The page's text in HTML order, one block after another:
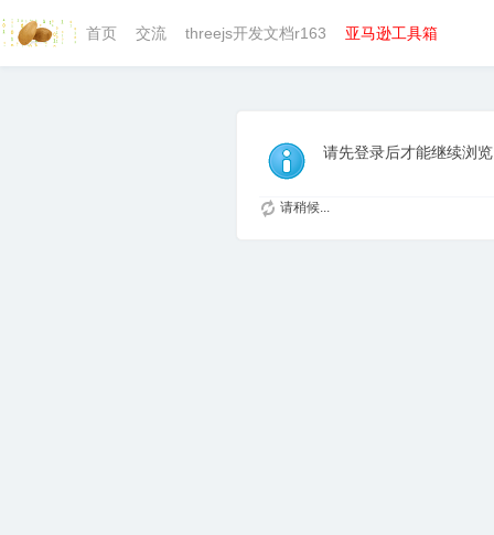
首页 交流 threejs开发文档r163 亚马逊工具箱
请先登录后才能继续浏览
请稍候...